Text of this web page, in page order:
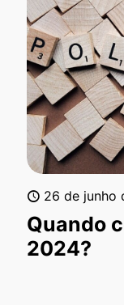
26 de junho
Quando
2024?